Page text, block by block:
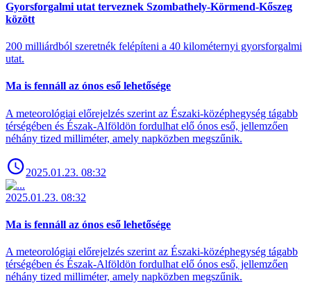
Gyorsforgalmi utat terveznek Szombathely-Körmend-Kőszeg
között
200 milliárdból szeretnék felépíteni a 40 kilométernyi gyorsforgalmi
utat.
Ma is fennáll az ónos eső lehetősége
A meteorológiai előrejelzés szerint az Északi-középhegység tágabb
térségében és Észak-Alföldön fordulhat elő ónos eső, jellemzően
néhány tized milliméter, amely napközben megszűnik.
2025.01.23. 08:32
2025.01.23. 08:32
Ma is fennáll az ónos eső lehetősége
A meteorológiai előrejelzés szerint az Északi-középhegység tágabb
térségében és Észak-Alföldön fordulhat elő ónos eső, jellemzően
néhány tized milliméter, amely napközben megszűnik.